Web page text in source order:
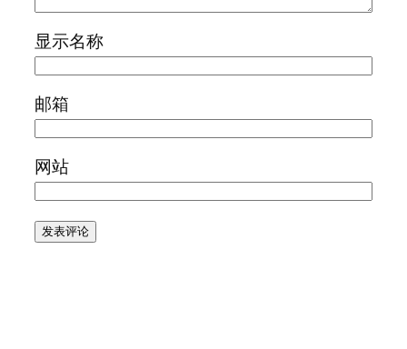
显示名称
邮箱
网站